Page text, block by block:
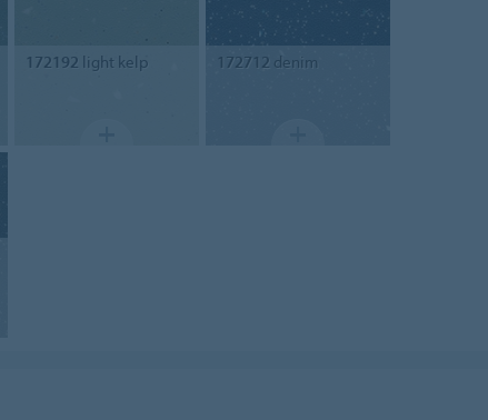
172192 light kelp 172712 denim